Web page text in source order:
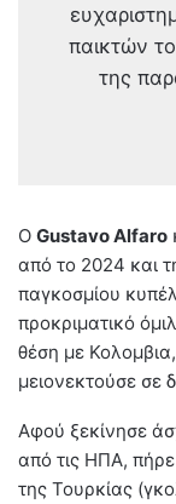
παικτών
της
Ο Gustavo Alfaro
από το 2024 και
παγκοσμίου
προκριματικό
θέση με
μειονεκτούσε σε
Αφού ξεκίνησε
από τις ΗΠΑ, πήρε
της Τουρκίας